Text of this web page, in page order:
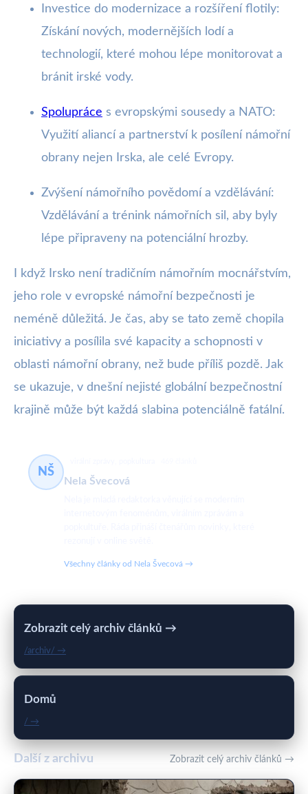
Investice do modernizace a rozšíření flotily:
Získání nových, modernějších lodí a
technologií, které mohou lépe monitorovat a
bránit irské vody.
Spolupráce s evropskými sousedy a NATO:
Využití aliancí a partnerství k posílení námořní
obrany nejen Irska, ale celé Evropy.
Zvýšení námořního povědomí a vzdělávání:
Vzdělávání a trénink námořních sil, aby byly
lépe připraveny na potenciální hrozby.
I když Irsko není tradičním námořním mocnářstvím,
jeho role v evropské námořní bezpečnosti je
neméně důležitá. Je čas, aby se tato země chopila
iniciativy a posílila své kapacity a schopnosti v
oblasti námořní obrany, než bude příliš pozdě. Jak
se ukazuje, v dnešní nejisté globální bezpečnostní
krajině může být každá slabina potenciálně fatální.
NŠ
Nela Švecová
Všechny články od Nela Švecová →
Zobrazit celý archiv článků →
/archiv/ →
Domů
/ →
Další z archivu Zobrazit celý archiv článků →